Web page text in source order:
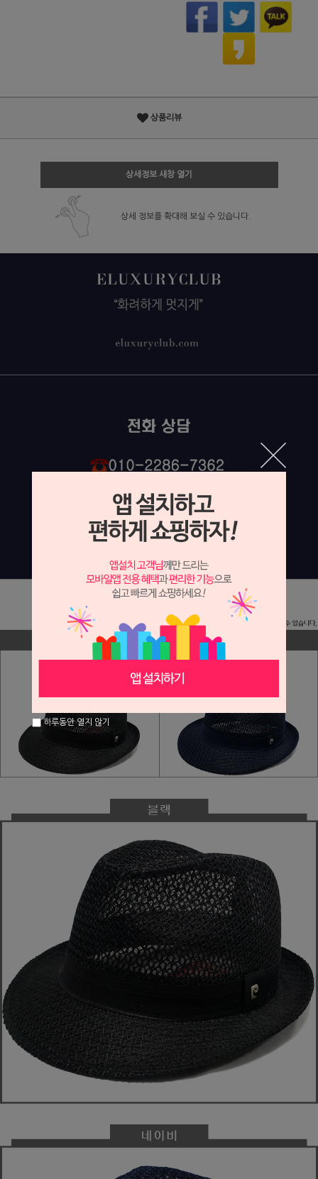
상품리뷰
상세정보 새창 열기
상세 정보를 확대해 보실 수 있습니다.
하루동안 열지 않기